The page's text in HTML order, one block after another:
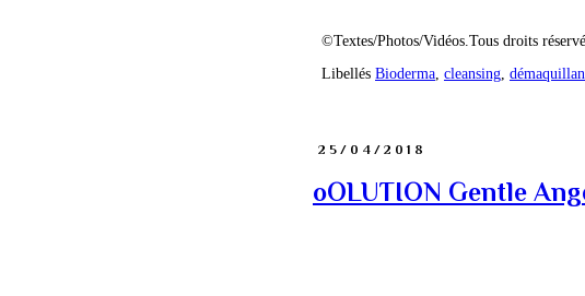
©Textes/Photos/Vidéos.Tous droits
Libellés Bioderma cleansing
25/04/2018
oOLUTION Gentle